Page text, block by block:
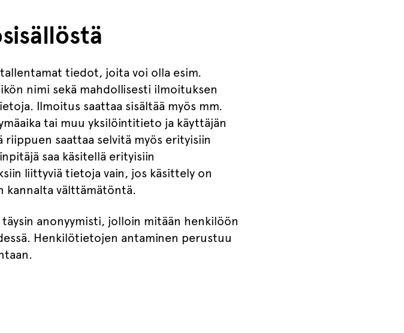
tiedot, joita voi olla esim.
nimi sekä mahdollisesti ilmoituksen
Ilmoitus saattaa sisältää myös mm.
tai muu yksilöintitieto ja käyttäjän
saattaa selvitä myös erityisiin
saa käsitellä erityisiin
liittyviä tietoja vain, jos käsittely on
kannalta välttämätöntä.
anonyymisti, jolloin mitään henkilöön
Henkilötietojen antaminen perustuu